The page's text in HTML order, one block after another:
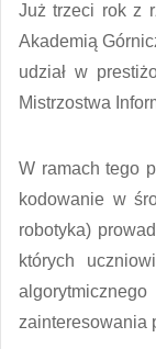
Już trzeci rok z
Akademią
udział w
Mistrzostwa
W ramach tego
kodowanie w
robotyka)
których
zainteresowania